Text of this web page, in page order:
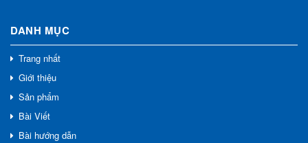
DANH MỤC
Trang nhất
Giới thiệu
Sản phẩm
Bài Viết
Bài hướng dẫn